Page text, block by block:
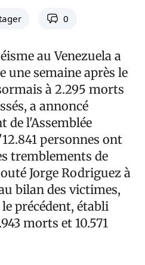
0
au Venezuela a
une semaine après le
à 2.295 morts
a annoncé
de l'Assemblée
personnes ont
tremblements de
Jorge Rodriguez à
bilan des victimes,
précédent, établi
morts et 10.571